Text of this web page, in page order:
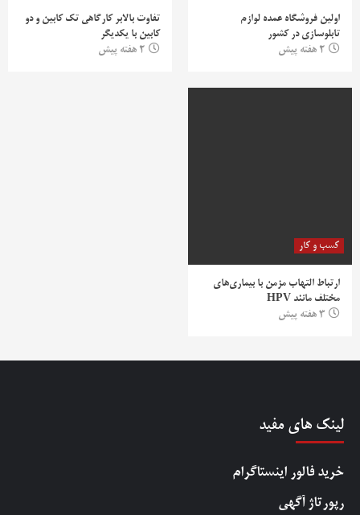
اولین فروشگاه عمده لوازم
تابلوسازی در کشور
2 هفته پیش
تفاوت بالابر کارگاهی تک کابین و دو
کابین با یکدیگر
2 هفته پیش
کسب و کار
ارتباط التهاب مزمن با بیماری‌های
مختلف مانند HPV
3 هفته پیش
لینک های مفید
خرید فالور اینستاگرام
رپورتاژ آگهی